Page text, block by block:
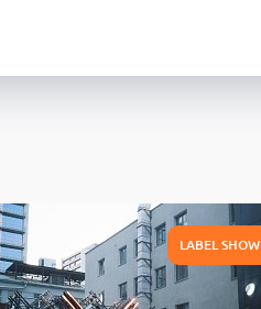
LABEL SHOW